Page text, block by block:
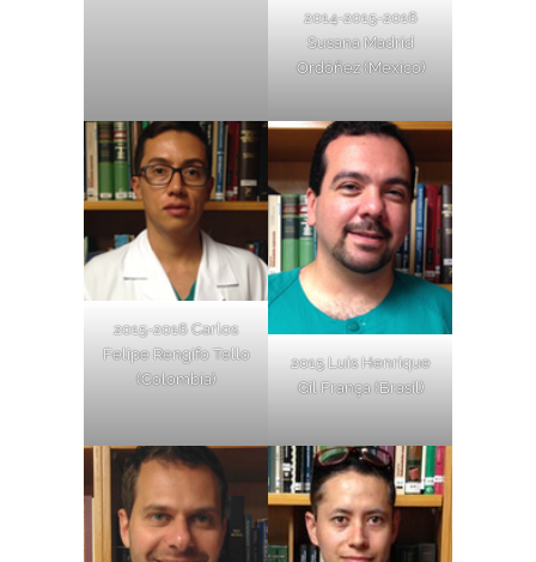
2014-2015-2016
Susana Madrid
Ordóñez (Mexico)
2015-2016 Carlos
Felipe Rengifo Tello
(Colombia)
2015 Luis Henrique
Gil França (Brasil)